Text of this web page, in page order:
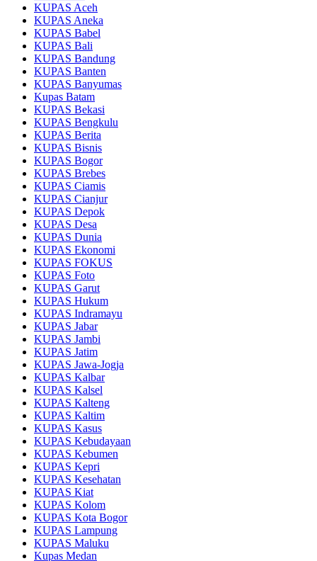
KUPAS Aceh
KUPAS Aneka
KUPAS Babel
KUPAS Bali
KUPAS Bandung
KUPAS Banten
KUPAS Banyumas
Kupas Batam
KUPAS Bekasi
KUPAS Bengkulu
KUPAS Berita
KUPAS Bisnis
KUPAS Bogor
KUPAS Brebes
KUPAS Ciamis
KUPAS Cianjur
KUPAS Depok
KUPAS Desa
KUPAS Dunia
KUPAS Ekonomi
KUPAS FOKUS
KUPAS Foto
KUPAS Garut
KUPAS Hukum
KUPAS Indramayu
KUPAS Jabar
KUPAS Jambi
KUPAS Jatim
KUPAS Jawa-Jogja
KUPAS Kalbar
KUPAS Kalsel
KUPAS Kalteng
KUPAS Kaltim
KUPAS Kasus
KUPAS Kebudayaan
KUPAS Kebumen
KUPAS Kepri
KUPAS Kesehatan
KUPAS Kiat
KUPAS Kolom
KUPAS Kota Bogor
KUPAS Lampung
KUPAS Maluku
Kupas Medan